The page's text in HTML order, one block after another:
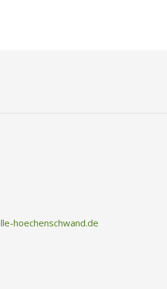
hoechenschwand.de